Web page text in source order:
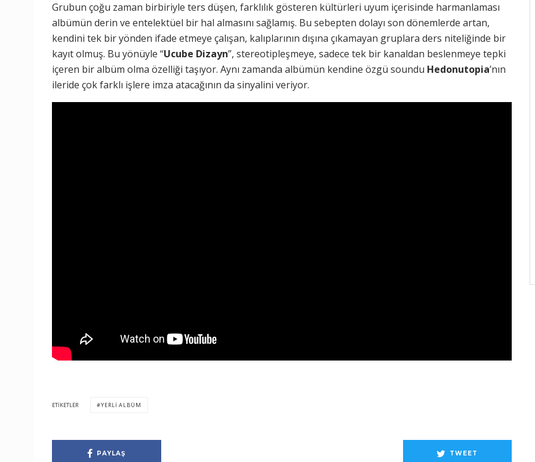
Grubun çoğu zaman birbiriyle ters düşen, farklılık gösteren kültürleri uyum içerisinde harmanlaması
albümün derin ve entelektüel bir hal almasını sağlamış. Bu sebepten dolayı son dönemlerde artan,
kendini tek bir yönden ifade etmeye çalışan, kalıplarının dışına çıkamayan gruplara ders niteliğinde bir
kayıt olmuş. Bu yönüyle “Ucube Dizayn”, stereotipleşmeye, sadece tek bir kanaldan beslenmeye tepki
içeren bir albüm olma özelliği taşıyor. Aynı zamanda albümün kendine özgü soundu Hedonutopia’nın
ileride çok farklı işlere imza atacağının da sinyalini veriyor.
ETIKETLER YERLI ALBÜM
PAYLAŞ TWEET